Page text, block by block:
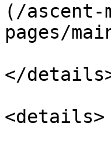
(/ascent-
pages/
</
<details>